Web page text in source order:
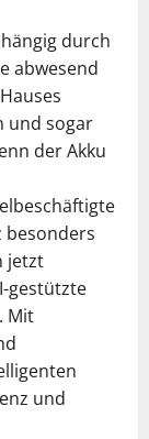
durch
abwesend
und sogar
der Akku
besonders
jetzt
gestützte
Mit
und